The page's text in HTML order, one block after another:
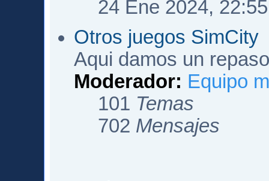
24 Ene 2024, 22:55
Otros juegos SimCity
Aqui damos un
Moderador: Equipo
101 Temas
702 Mensajes